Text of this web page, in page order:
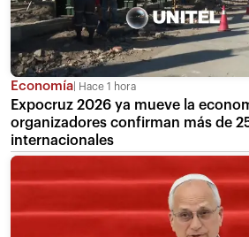
Economía Hace 1 hora
Expocruz 2026 ya mueve la
organizadores confirman más de
internacionales